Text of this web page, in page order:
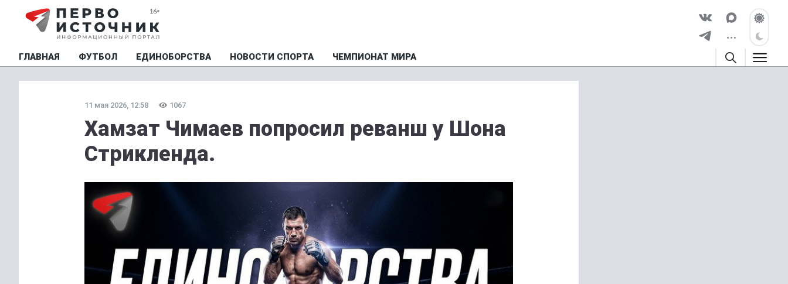
ГЛАВНАЯ ФУТБОЛ ЕДИНОБОРСТВА НОВОСТИ СПОРТА ЧЕМПИОНАТ МИРА
11 мая 2026, 12:58 1067
Хамзат Чимаев попросил реванш у Шона
Стрикленда.